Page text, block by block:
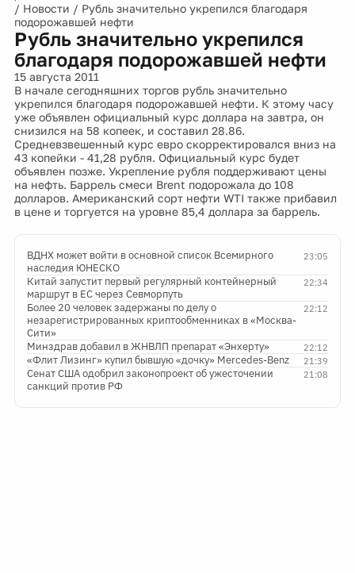
/ Новости / Рубль значительно укрепился благодаря
подорожавшей нефти
Рубль значительно укрепился
благодаря подорожавшей нефти
15 августа 2011
В начале сегодняшних торгов рубль значительно
укрепился благодаря подорожавшей нефти. К этому часу
уже объявлен официальный курс доллара на завтра, он
снизился на 58 копеек, и составил 28.86.
Средневзвешенный курс евро скорректировался вниз на
43 копейки - 41,28 рубля. Официальный курс будет
объявлен позже. Укрепление рубля поддерживают цены
на нефть. Баррель смеси Brent подорожала до 108
долларов. Американский сорт нефти WTI также прибавил
в цене и торгуется на уровне 85,4 доллара за баррель.
23:05
ВДНХ может войти в основной список Всемирного
наследия ЮНЕСКО
22:34
Китай запустит первый регулярный контейнерный
маршрут в ЕС через Севморпуть
22:12
Более 20 человек задержаны по делу о
незарегистрированных криптообменниках в «Москва-
Сити»
22:12
Минздрав добавил в ЖНВЛП препарат «Энхерту»
21:39
«Флит Лизинг» купил бывшую «дочку» Mercedes-Benz
21:08
Сенат США одобрил законопроект об ужесточении
санкций против РФ